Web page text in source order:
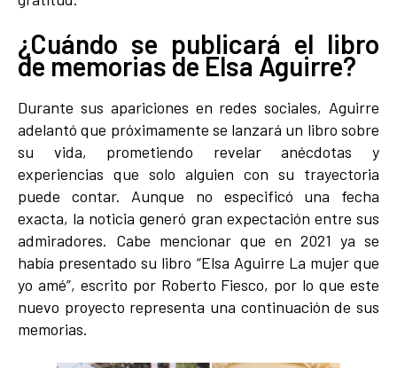
¿Cuándo se publicará el libro
de memorias de Elsa Aguirre?
Durante sus apariciones en redes sociales, Aguirre
adelantó que próximamente se lanzará un libro sobre
su vida, prometiendo revelar anécdotas y
experiencias que solo alguien con su trayectoria
puede contar. Aunque no especificó una fecha
exacta, la noticia generó gran expectación entre sus
admiradores. Cabe mencionar que en 2021 ya se
había presentado su libro “Elsa Aguirre La mujer que
yo amé”, escrito por Roberto Fiesco, por lo que este
nuevo proyecto representa una continuación de sus
memorias.